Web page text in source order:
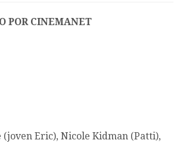
POR CINEMANET
Eric), Nicole Kidman (Patti),